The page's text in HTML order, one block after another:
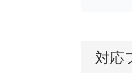
対応